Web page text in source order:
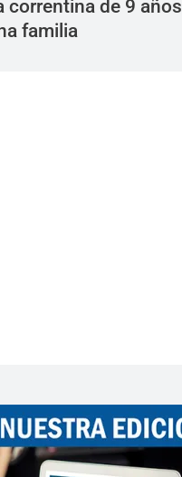
correntina de 9 años
familia